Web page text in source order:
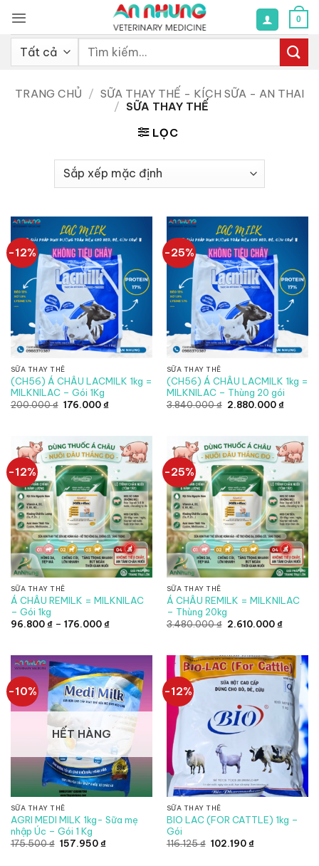
qua
nội
dung
0
Tìm
TRANG CHỦ / SỮA THAY THẾ - KÍCH SỮA - AN THAI
/ SỮA THAY THẾ
LỌC
-12%
SỮA THAY THẾ
(CH56) Á CHÂU LACMILK 1kg =
MILKNILAC – Gói 1Kg
200.000₫ Giá
176.000₫Giá
176.000 ₫.
-25%
SỮA THAY THẾ
(CH56) Á CHÂU LACMILK 1kg =
MILKNILAC – Thùng 20 gói
3.840.000₫ Giá
2.880.000₫Giá
-12%
SỮA THAY THẾ
Á CHÂU REMILK = MILKNILAC
– Gói 1kg
96.800₫ – 176.000₫Khoảng
đến
176.000 ₫
-25%
SỮA THAY THẾ
Á CHÂU REMILK = MILKNILAC
– Thùng 20kg
3.480.000₫ Giá
2.610.000₫Giá
-10%
HẾT HÀNG
SỮA THAY THẾ
AGRI MEDI MILK 1kg- Sữa mẹ
nhập Úc – Gói 1 Kg
175.500₫ Giá
157.950₫Giá
-12%
SỮA THAY THẾ
BIO LAC (FOR CATTLE) 1kg –
Gói
116.125₫ Giá
102.190₫Giá